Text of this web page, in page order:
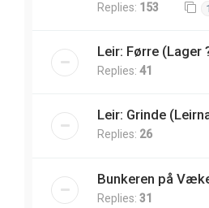
Replies: 153 1
Leir: Førre (Lager
Replies: 41
Leir: Grinde
Replies: 26
Bunkeren på
Replies: 31